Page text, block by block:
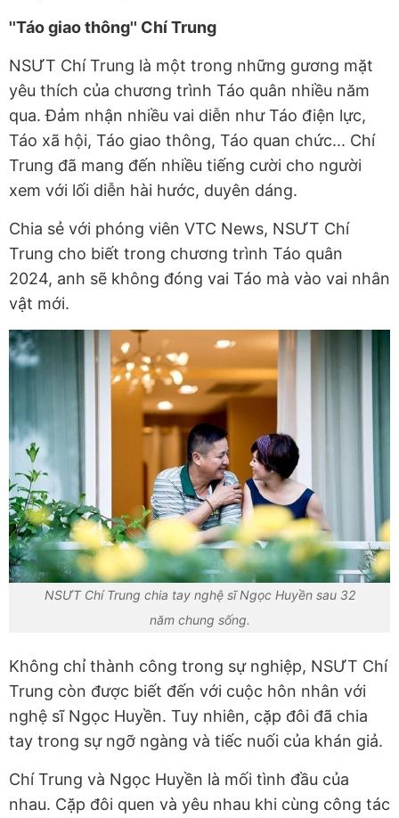
''Táo giao thông'' Chí Trung
NSƯT Chí Trung là một trong những gương mặt
yêu thích của chương trình Táo quân nhiều năm
qua. Đảm nhận nhiều vai diễn như Táo điện lực,
Táo xã hội, Táo giao thông, Táo quan chức... Chí
Trung đã mang đến nhiều tiếng cười cho người
xem với lối diễn hài hước, duyên dáng.
Chia sẻ với phóng viên VTC News, NSƯT Chí
Trung cho biết trong chương trình Táo quân
2024, anh sẽ không đóng vai Táo mà vào vai nhân
vật mới.
NSƯT Chí Trung chia tay nghệ sĩ Ngọc Huyền sau 32
năm chung sống.
Không chỉ thành công trong sự nghiệp, NSƯT Chí
Trung còn được biết đến với cuộc hôn nhân với
nghệ sĩ Ngọc Huyền. Tuy nhiên, cặp đôi đã chia
tay trong sự ngỡ ngàng và tiếc nuối của khán giả.
Chí Trung và Ngọc Huyền là mối tình đầu của
nhau. Cặp đôi quen và yêu nhau khi cùng công tác